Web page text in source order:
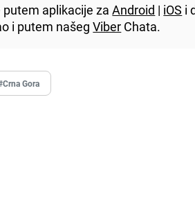
putem aplikacije zaAndroid | iOS i
i putem našegViber Chata.
Gora